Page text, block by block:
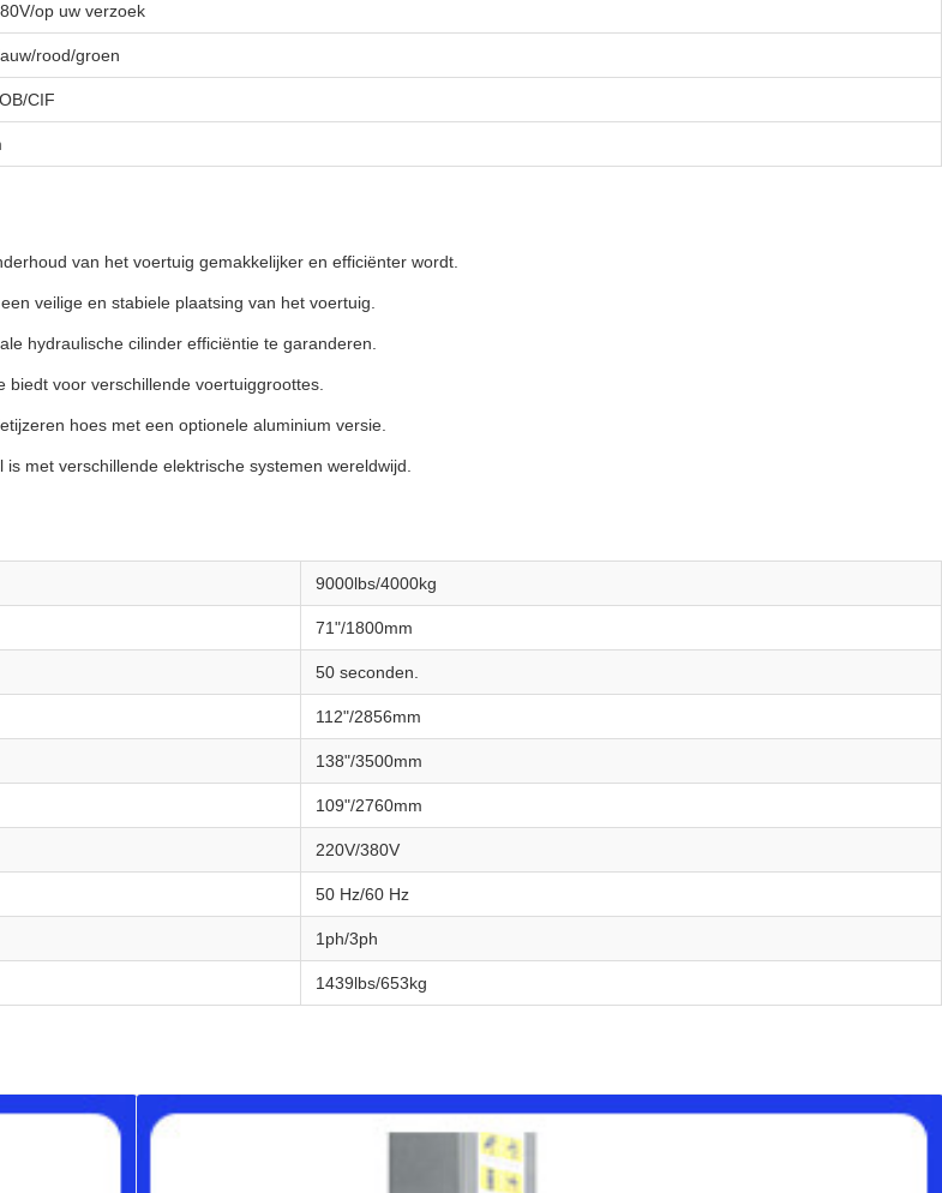
op uw verzoek
rood/groen
CIF
van het voertuig gemakkelijker en efficiënter wordt.
veilige en stabiele plaatsing van het voertuig.
hydraulische cilinder efficiëntie te garanderen.
voor verschillende voertuiggroottes.
hoes met een optionele aluminium versie.
met verschillende elektrische systemen wereldwijd.
9000lbs/4000kg
71"/1800mm
50 seconden.
112"/2856mm
138"/3500mm
109"/2760mm
220V/380V
50 Hz/60 Hz
1ph/3ph
1439lbs/653kg